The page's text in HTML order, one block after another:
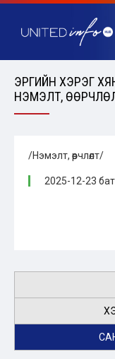
ЭРҮҮГИЙН ХЭРЭГ
НЭМЭЛТ,
/Нэмэлт, өөрчлөлт/
2025-12-23